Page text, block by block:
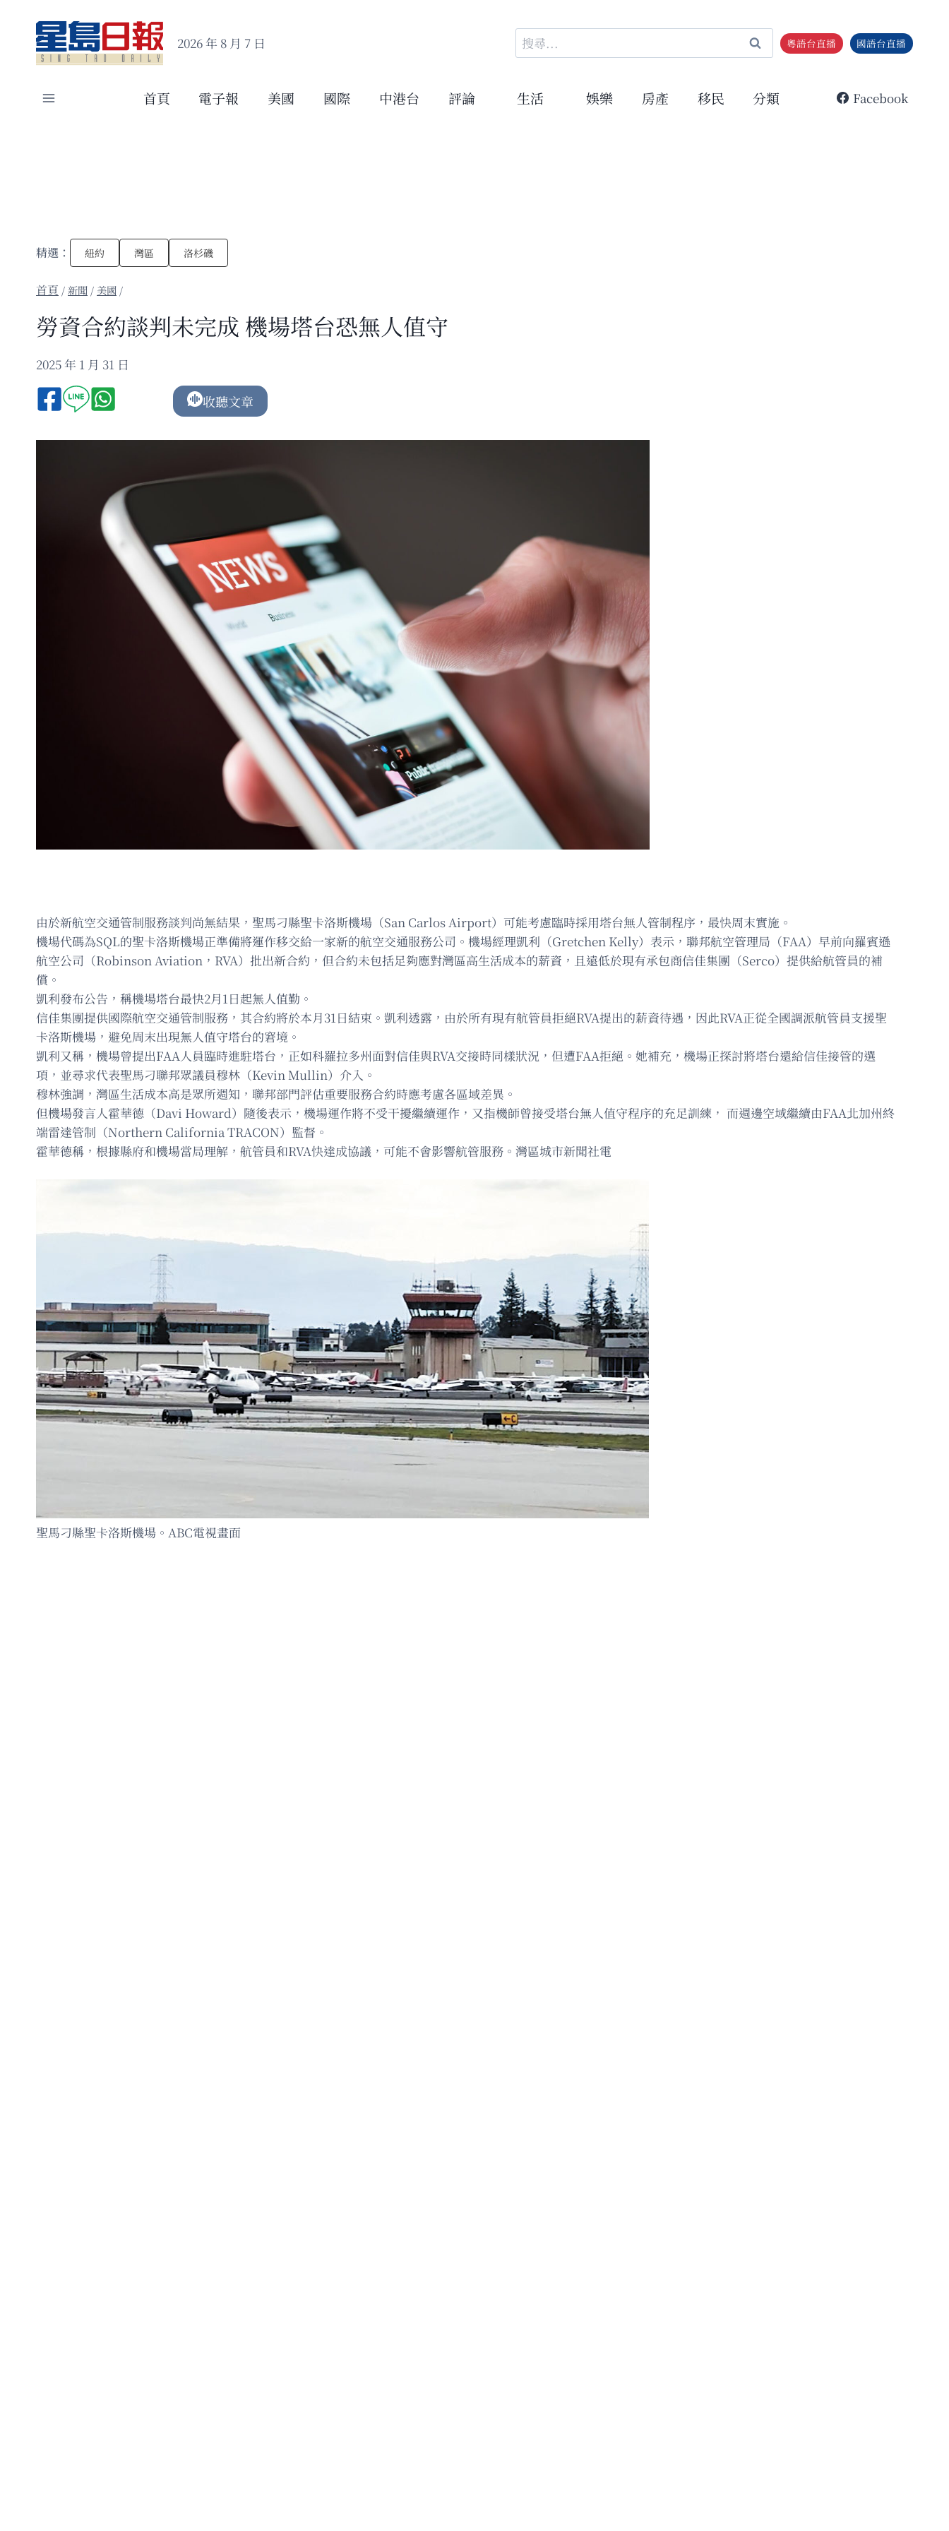
content
2026 年 8 月 7 日
搜
尋
鍵
粵語台直播 國語台直播
首頁 電子報 美國 國際 中港台 評論 生活 娛樂 房產 移民 分類 Facebook
精選： 紐約 灣區 洛杉磯
/新聞 / 美國 /
勞資合約談判未完成 機場塔台恐無人值守
2025 年 1 月 31 日
收聽文章
由於新航空交通管制服務談判尚無結果，聖馬刁縣聖卡洛斯機場（San Carlos Airport）可能考慮臨時採用塔台無人管制程序，最快周末實施。
機場代碼為SQL的聖卡洛斯機場正準備將運作移交給一家新的航空交通服務公司。機場經理凱利（Gretchen Kelly）表示，聯邦航空管理局（FAA）早前向羅賓遜
航空公司（Robinson Aviation，RVA）批出新合約，但合約未包括足夠應對灣區高生活成本的薪資，且遠低於現有承包商信佳集團（Serco）提供給航管員的補
償。
凱利發布公告，稱機場塔台最快2月1日起無人值勤。
信佳集團提供國際航空交通管制服務，其合約將於本月31日結束。凱利透露，由於所有現有航管員拒絕RVA提出的薪資待遇，因此RVA正從全國調派航管員支援聖
卡洛斯機場，避免周末出現無人值守塔台的窘境。
凱利又稱，機場曾提出FAA人員臨時進駐塔台，正如科羅拉多州面對信佳與RVA交接時同樣狀況，但遭FAA拒絕。她補充，機場正探討將塔台還給信佳接管的選
項，並尋求代表聖馬刁聯邦眾議員穆林（Kevin Mullin）介入。
穆林強調，灣區生活成本高是眾所週知，聯邦部門評估重要服務合約時應考慮各區域差異。
但機場發言人霍華德（Davi Howard）隨後表示，機場運作將不受干擾繼續運作，又指機師曾接受塔台無人值守程序的充足訓練， 而週邊空域繼續由FAA北加州終
端雷達管制（Northern California TRACON）監督。
霍華德稱，根據縣府和機場當局理解，航管員和RVA快達成協議，可能不會影響航管服務。灣區城市新聞社電
聖馬刁縣聖卡洛斯機場。ABC電視畫面